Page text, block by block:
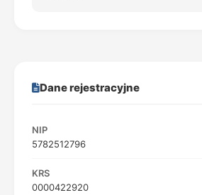
Dane rejestracyjne
NIP
5782512796
KRS
0000422920